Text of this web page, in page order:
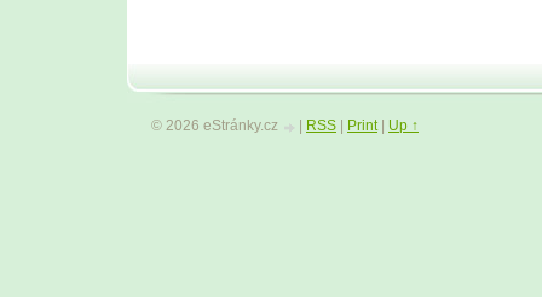
© 2026 eStránky.cz RSS Print| Up ↑